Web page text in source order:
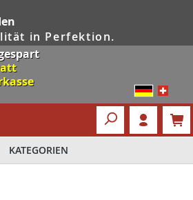
in Perfektion.
KATEGORIEN